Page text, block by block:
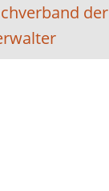
der